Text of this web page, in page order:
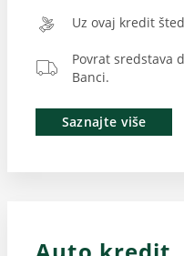
Uz ovaj kredit
Povrat sredstava
Banci.
Saznajte više